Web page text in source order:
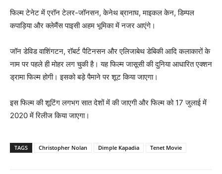
फिल्म टेनेट में एरॉन टेलर-जॉनसन, केनेथ ब्रानाघ, माइकल केन, डिम्पल
कपाड़िया और क्लेमैंस पाइसी अहम भूमिका में नजर आएंगे।
जॉन डेविड वाशिंगटन, रॉबर्ट पैटिनसन और एलिजाबेथ डेबिकी आदि कलाकारों के
नाम पर पहले ही मोहर लग चुकी है। यह फिल्म जासूसी की दुनिया आधारित एक्शन
ड्रामा फिल्म होगी। इसको बड़े पैमाने पर शूट किया जाएगा।
इस फिल्म की शूटिंग लगभग सात देशों में की जाएगी और फिल्म को 17 जुलाई में
2020 में रिलीज किया जाएगा।
TAGS Christopher Nolan Dimple Kapadia Tenet Movie